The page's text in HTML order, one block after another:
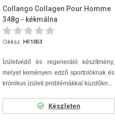
Collango Collagen Pour Homme
348g - kékmálna
Cikksz. HF1053
Ízületvédő és regeneráló készítmény,
melyet keményen edző sportolóknak és
krónikus ízületi problémákkal küzdőkn...
Készleten